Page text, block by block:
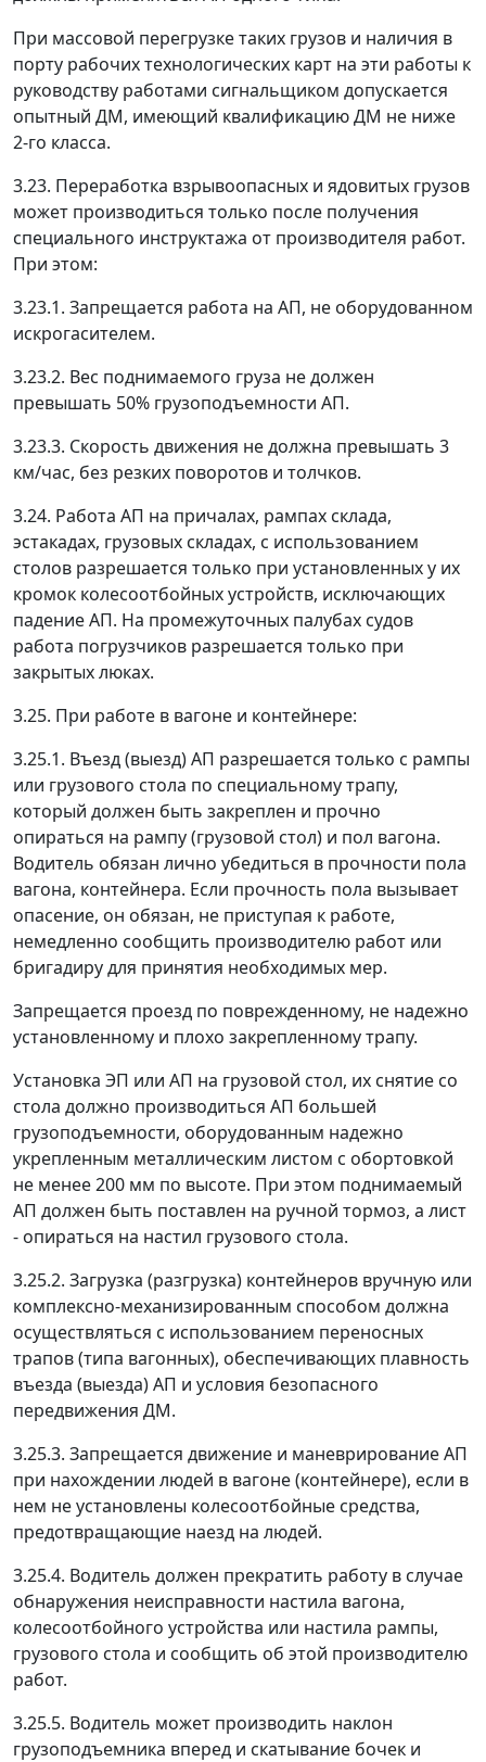
При массовой перегрузке таких грузов и наличия в
порту рабочих технологических карт на эти работы к
руководству работами сигнальщиком допускается
опытный ДМ, имеющий квалификацию ДМ не ниже
2-го класса.
3.23. Переработка взрывоопасных и ядовитых грузов
может производиться только после получения
специального инструктажа от производителя работ.
При этом:
3.23.1. Запрещается работа на АП, не оборудованном
искрогасителем.
3.23.2. Вес поднимаемого груза не должен
превышать 50% грузоподъемности АП.
3.23.3. Скорость движения не должна превышать 3
км/час, без резких поворотов и толчков.
3.24. Работа АП на причалах, рампах склада,
эстакадах, грузовых складах, с использованием
столов разрешается только при установленных у их
кромок колесоотбойных устройств, исключающих
падение АП. На промежуточных палубах судов
работа погрузчиков разрешается только при
закрытых люках.
3.25. При работе в вагоне и контейнере:
3.25.1. Въезд (выезд) АП разрешается только с рампы
или грузового стола по специальному трапу,
который должен быть закреплен и прочно
опираться на рампу (грузовой стол) и пол вагона.
Водитель обязан лично убедиться в прочности пола
вагона, контейнера. Если прочность пола вызывает
опасение, он обязан, не приступая к работе,
немедленно сообщить производителю работ или
бригадиру для принятия необходимых мер.
Запрещается проезд по поврежденному, не надежно
установленному и плохо закрепленному трапу.
Установка ЭП или АП на грузовой стол, их снятие со
стола должно производиться АП большей
грузоподъемности, оборудованным надежно
укрепленным металлическим листом с обортовкой
не менее 200 мм по высоте. При этом поднимаемый
АП должен быть поставлен на ручной тормоз, а лист
- опираться на настил грузового стола.
3.25.2. Загрузка (разгрузка) контейнеров вручную или
комплексно-механизированным способом должна
осуществляться с использованием переносных
трапов (типа вагонных), обеспечивающих плавность
въезда (выезда) АП и условия безопасного
передвижения ДМ.
3.25.3. Запрещается движение и маневрирование АП
при нахождении людей в вагоне (контейнере), если в
нем не установлены колесоотбойные средства,
предотвращающие наезд на людей.
3.25.4. Водитель должен прекратить работу в случае
обнаружения неисправности настила вагона,
колесоотбойного устройства или настила рампы,
грузового стола и сообщить об этой производителю
работ.
3.25.5. Водитель может производить наклон
грузоподъемника вперед и скатывание бочек и